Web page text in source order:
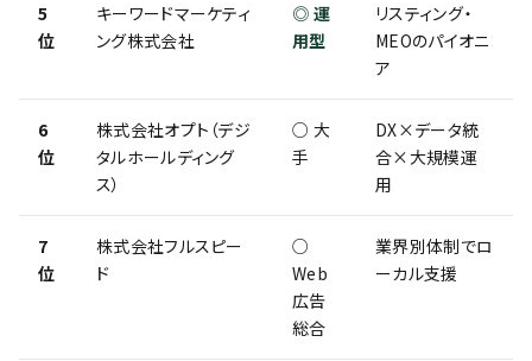
5
位
キーワードマーケティ
ング株式会社
◎ 運
用型
リスティング・
MEOのパイオニ
ア
6
位
株式会社オプト（デジ
タルホールディング
ス）
○ 大
手
DX×データ統
合×大規模運
用
7
位
株式会社フルスピー
ド
○
Web
広告
総合
業界別体制でロ
ーカル支援